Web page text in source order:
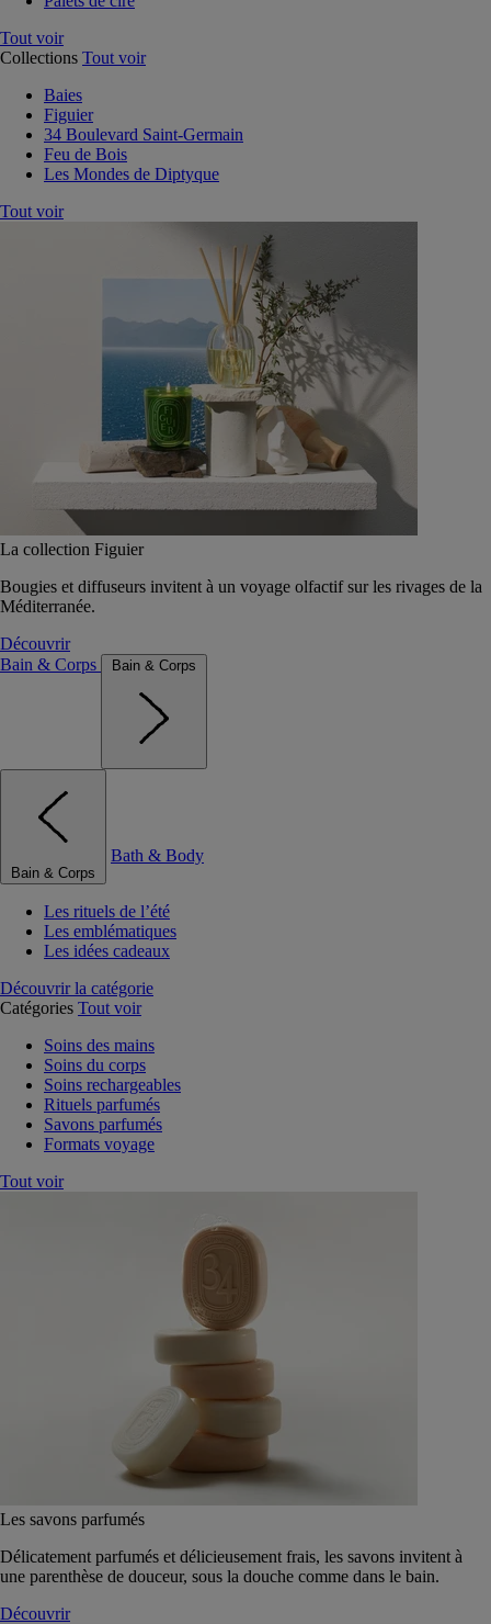
Tout voir
Collections Tout voir
Baies
Figuier
34 Boulevard Saint-Germain
Feu de Bois
Les Mondes de Diptyque
Tout voir
La collection Figuier
Bougies et diffuseurs invitent à un voyage olfactif sur les rivages de la
Méditerranée.
Découvrir
Bain & Corps
Bain & Corps
Bain & Corps
Bath & Body
Les rituels de l’été
Les emblématiques
Les idées cadeaux
Découvrir la catégorie
Catégories Tout voir
Soins des mains
Soins du corps
Soins rechargeables
Rituels parfumés
Savons parfumés
Formats voyage
Tout voir
Les savons parfumés
Délicatement parfumés et délicieusement frais, les savons invitent à
une parenthèse de douceur, sous la douche comme dans le bain.
Découvrir